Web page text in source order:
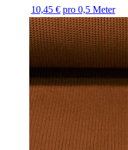
10,45 € pro 0,5 Meter